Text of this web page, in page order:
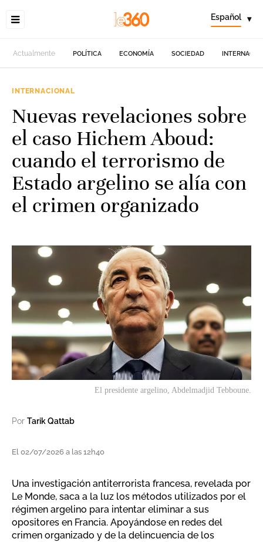
Español ▾
Actualmente POLÍTICA ECONOMÍA SOCIEDAD
INTERNACIONAL
Nuevas revelaciones sobre
el caso Hichem Aboud:
cuando el terrorismo de
Estado argelino se alía con
el crimen organizado
El presidente argelino, Abdelmadjid Tebboune.
Por Tarik Qattab
El 02/07/2026 a las 12h40
Una investigación antiterrorista francesa, revelada por
Le Monde, saca a la luz los métodos utilizados por el
régimen argelino para intentar eliminar a sus
opositores en Francia. Apoyándose en redes del
crimen organizado y de la delincuencia de los